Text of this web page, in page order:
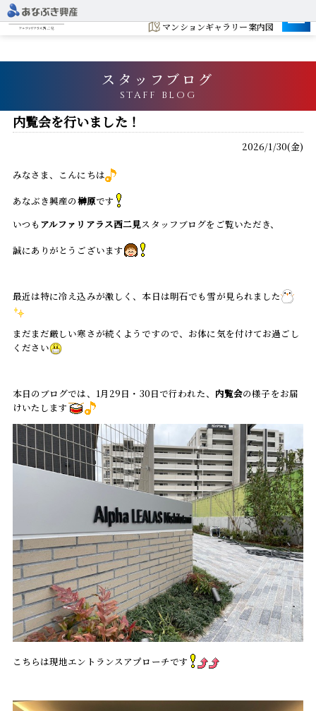
マンションギャラリー案内図
スタッフブログ
STAFF BLOG
内覧会を行いました！
2026/1/30(金)
みなさま、こんにちは
あなぶき興産の榊原です
いつも アルファリアラス西二見スタッフブログをご覧いただき、
誠にありがとうございます
最近は特に冷え込みが激しく、本日は明石でも雪が見られました
まだまだ厳しい寒さが続くようですので、お体に気を付けてお過ごし
ください
本日のブログでは、1月29日・30日で行われた、 内覧会の様子をお届
けいたします
こちらは現地エントランスアプローチです